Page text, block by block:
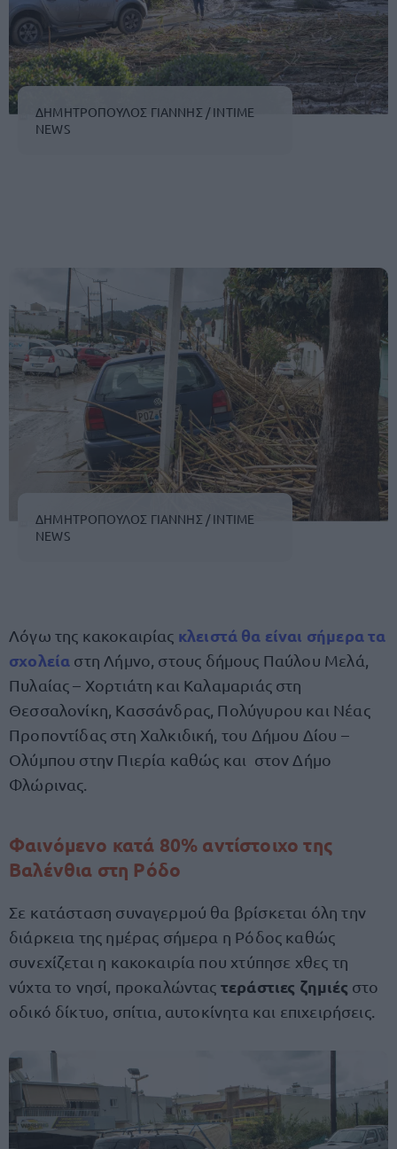
ΔΗΜΗΤΡΟΠΟΥΛΟΣ ΓΙΑΝΝΗΣ / INTIME
NEWS
ΔΗΜΗΤΡΟΠΟΥΛΟΣ ΓΙΑΝΝΗΣ / INTIME
NEWS
Λόγω της κακοκαιρίας κλειστά θα είναι σήμερα τα
σχολεία στη Λήμνο, στους δήμους Παύλου Μελά,
Πυλαίας – Χορτιάτη και Καλαμαριάς στη
Θεσσαλονίκη, Κασσάνδρας, Πολύγυρου και Νέας
Προποντίδας στη Χαλκιδική, του Δήμου Δίου –
Ολύμπου στην Πιερία καθώς και στον Δήμο
Φλώρινας.
Φαινόμενο κατά 80% αντίστοιχο της
Βαλένθια στη Ρόδο
Σε κατάσταση συναγερμού θα βρίσκεται όλη την
διάρκεια της ημέρας σήμερα η Ρόδος καθώς
συνεχίζεται η κακοκαιρία που χτύπησε χθες τη
νύχτα το νησί, προκαλώντας τεράστιες ζημιές στο
οδικό δίκτυο, σπίτια, αυτοκίνητα και επιχειρήσεις.